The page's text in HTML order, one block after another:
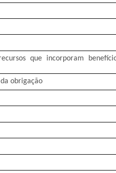
que incorporam
obrigação